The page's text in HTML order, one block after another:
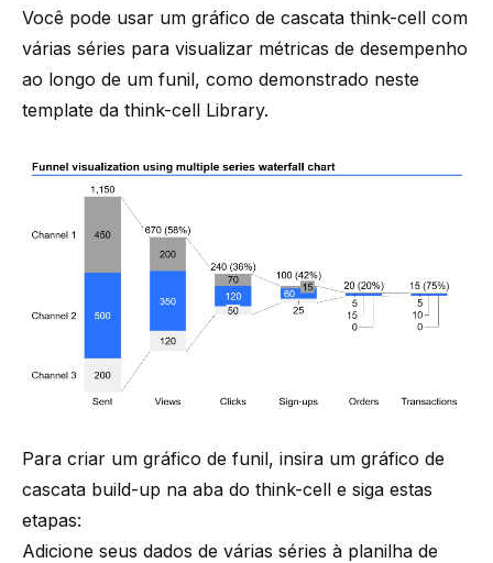
Você pode usar um gráfico de cascata think-cell com
várias séries para visualizar métricas de desempenho
ao longo de um funil, como demonstrado neste
template da think-cell Library.
Para criar um gráfico de funil, insira um gráfico de
cascata build-up na aba do think-cell e siga estas
etapas:
Adicione seus dados de várias séries à planilha de